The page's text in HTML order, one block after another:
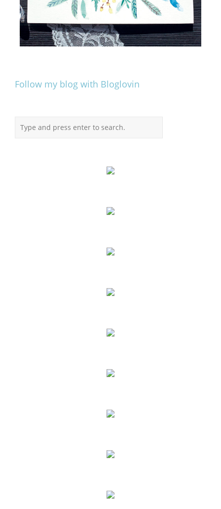
Follow my blog with Bloglovin